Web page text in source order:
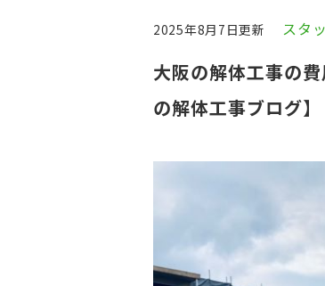
2025年8月7日更新 スタ
大阪の解体工事の
の解体工事ブログ】